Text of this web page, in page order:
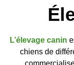
L’élevage canin
chiens de